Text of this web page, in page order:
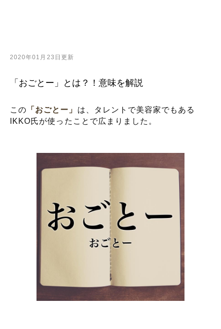
2020年01月23日更新
「おごとー」とは？！意味を解説
この 「おごとー」 は、タレントで美容家でもある
IKKO氏が使ったことで広まりました。